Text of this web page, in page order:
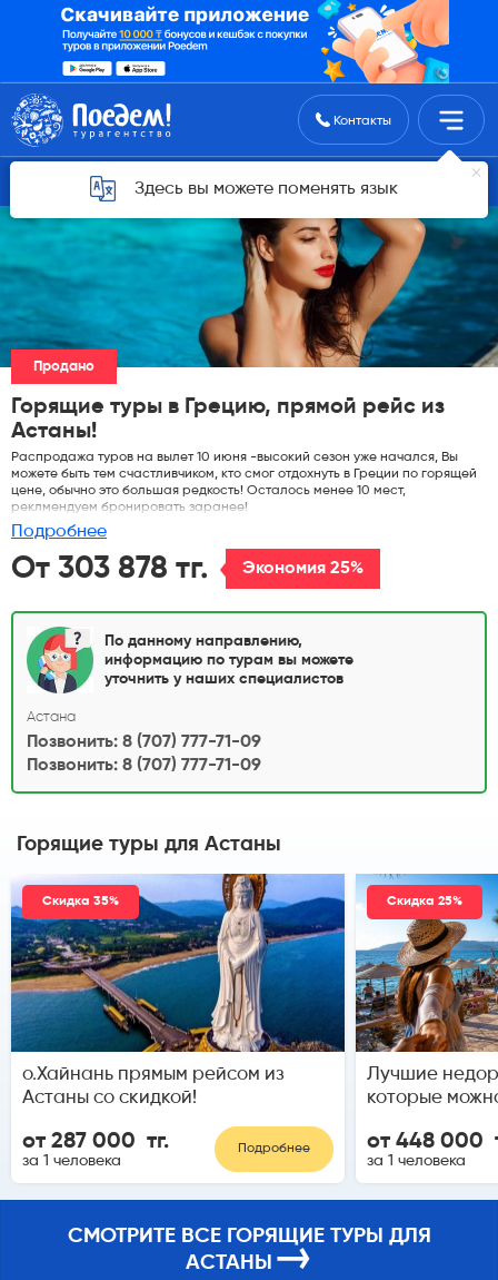
Поиск туровКонтакты
Здесь вы можете поменять язык
Горящие туры для Астаны
Продано
Горящие туры в Грецию, прямой рейс из
Астаны!
Распродажа туров на вылет 10 июня -высокий сезон уже начался, Вы
можете быть тем счастливчиком, кто смог отдохнуть в Греции по горящей
цене, обычно это большая редкость! Осталось менее 10 мест,
реклмендуем бронировать заранее!
Подробнее
От 303 878 тг. Экономия 25%
По данному направлению,
информацию по турам вы можете
уточнить у наших специалистов
Астана
Позвонить: 8 (707) 777-71-09
Позвонить: 8 (707) 777-71-09
Горящие туры для Астаны
Скидка 35%
о.Хайнань прямым рейсом из
Астаны со скидкой!
от 287 000 тг.
за 1 человека
Подробнее
Скидка 25%
Лучшие
которые
от 448 000
за 1 человека
СМОТРИТЕ ВСЕ ГОРЯЩИЕ ТУРЫ ДЛЯ
АСТАНЫ →